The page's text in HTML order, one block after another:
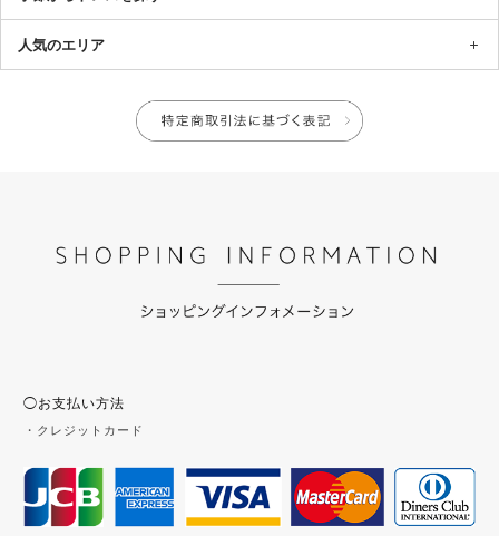
人気のエリア
◯お支払い方法
・クレジットカード